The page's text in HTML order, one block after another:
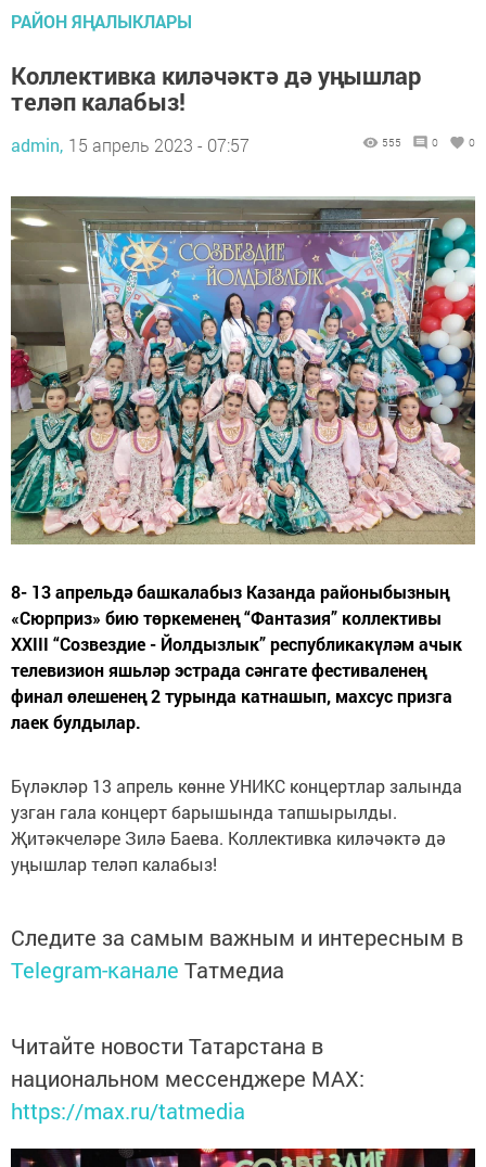
РАЙОН ЯҢАЛЫКЛАРЫ
Коллективка киләчәктә дә уңышлар
теләп калабыз!
admin, 15 апрель 2023 - 07:57 555 0 0
8- 13 апрельдә башкалабыз Казанда районыбызның
«Сюрприз» бию төркеменең “Фантазия” коллективы
ХХIII “Созвездие - Йолдызлык” республикакүләм ачык
телевизион яшьләр эстрада сәнгате фестиваленең
финал өлешенең 2 турында катнашып, махсус призга
лаек булдылар.
Бүләкләр 13 апрель көнне УНИКС концертлар залында
узган гала концерт барышында тапшырылды.
Җитәкчеләре Зилә Баева. Коллективка киләчәктә дә
уңышлар теләп калабыз!
Следите за самым важным и интересным в
Telegram-канале Татмедиа
Читайте новости Татарстана в
национальном мессенджере MАХ:
https://max.ru/tatmedia